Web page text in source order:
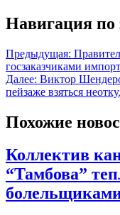
Навигация по
Предыдущая:
госзаказчиками
Далее: Виктор
пейзаже взяться
Похожие
Коллектив
“Тамбова”